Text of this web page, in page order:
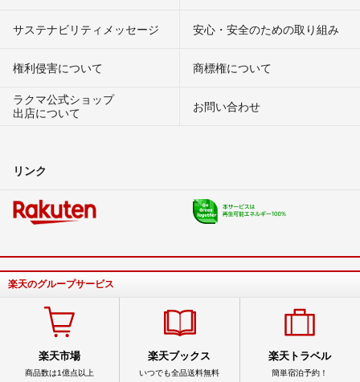
サステナビリティメッセージ 安心・安全のための取り組み
権利侵害について
商標権について
ラクマ公式ショップ
出店について
お問い合わせ
リンク
楽天のグループサービス
楽天市場
商品数は1億点以上
楽天ブックス
いつでも全品送料無料
楽天トラベル
簡単宿泊予約！